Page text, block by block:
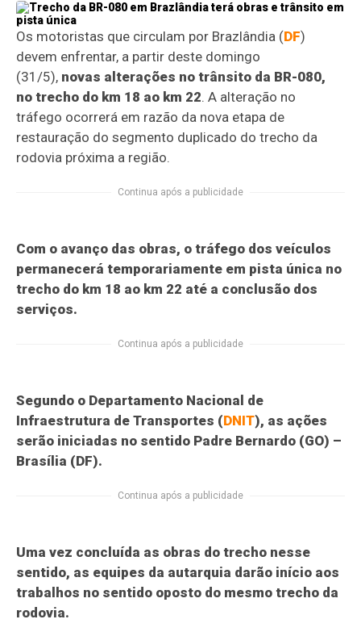
Os motoristas que circulam por Brazlândia (DF)
devem enfrentar, a partir deste domingo
(31/5), novas alterações no trânsito da BR-080,
no trecho do km 18 ao km 22. A alteração no
tráfego ocorrerá em razão da nova etapa de
restauração do segmento duplicado do trecho da
rodovia próxima a região.
Continua após a publicidade
Com o avanço das obras, o tráfego dos veículos
permanecerá temporariamente em pista única no
trecho do km 18 ao km 22 até a conclusão dos
serviços.
Continua após a publicidade
Segundo o Departamento Nacional de
Infraestrutura de Transportes (DNIT), as ações
serão iniciadas no sentido Padre Bernardo (GO) –
Brasília (DF).
Continua após a publicidade
Uma vez concluída as obras do trecho nesse
sentido, as equipes da autarquia darão início aos
trabalhos no sentido oposto do mesmo trecho da
rodovia.